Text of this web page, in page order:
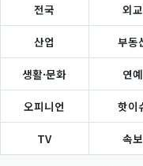
전국 외교
산업 부동
생활·문화 연예
오피니언 핫이
TV 속보